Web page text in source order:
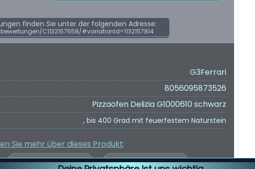
finden Sie unter der folgenden Adresse:
C1132157558/#variationId=1132157814
G3Ferrari
8056095873526
Pizzaofen Delizia G1000610 schwarz
, bis 400 Grad mit feuerfestem Naturstein
Sie mehr über dieses Produkt: